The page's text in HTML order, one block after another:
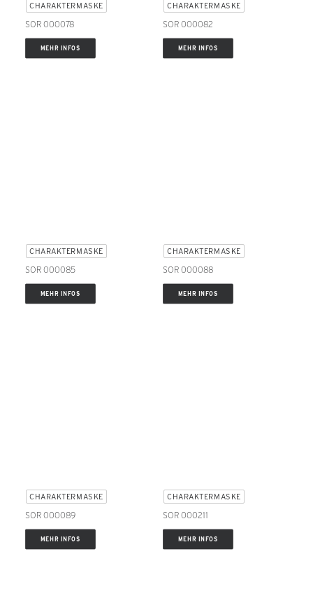
CHARAKTERMASKE
SOR 000078
MEHR INFOS
CHARAKTERMASKE
SOR 000082
MEHR INFOS
CHARAKTERMASKE
SOR 000085
MEHR INFOS
CHARAKTERMASKE
SOR 000088
MEHR INFOS
CHARAKTERMASKE
SOR 000089
MEHR INFOS
CHARAKTERMASKE
SOR 000211
MEHR INFOS